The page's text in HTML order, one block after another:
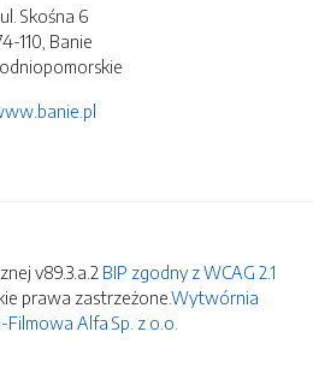
ul. Skośna 6
110, Banie
v89.3.a.2 BIP zgodny z WCAG 2.1
prawa zastrzeżone.Wytwórnia
Alfa Sp. z o.o.